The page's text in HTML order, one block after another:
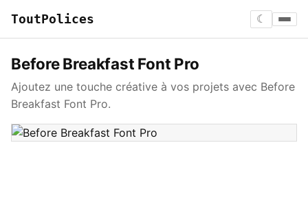
ToutPolices ☾
Before Breakfast Font Pro
Ajoutez une touche créative à vos projets avec Before
Breakfast Font Pro.